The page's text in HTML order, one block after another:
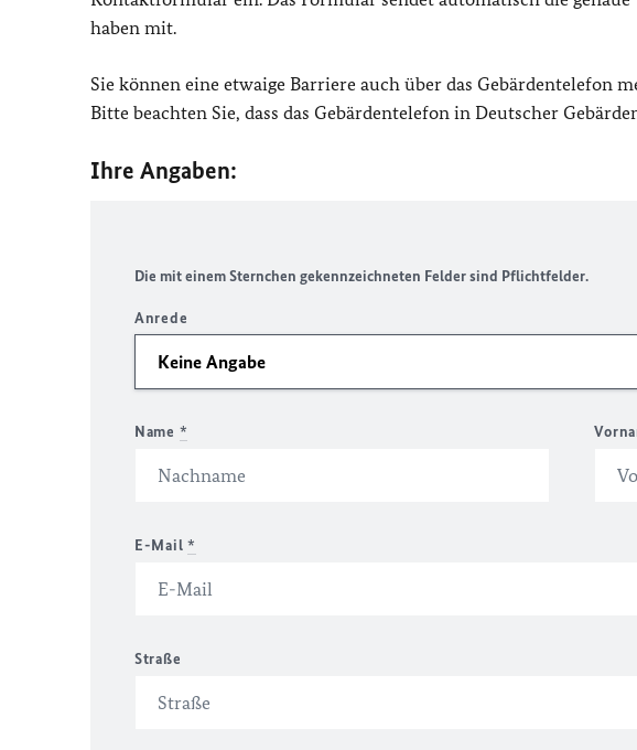
haben mit.
Sie können eine etwaige Barriere auch über das Gebärdentelefon
Bitte beachten Sie, dass das Gebärdentelefon in Deutscher
Ihre Angaben:
Die mit einem Sternchen gekennzeichneten Felder sind Pflichtfelder.
Anrede
Name *
E-Mail *
Straße